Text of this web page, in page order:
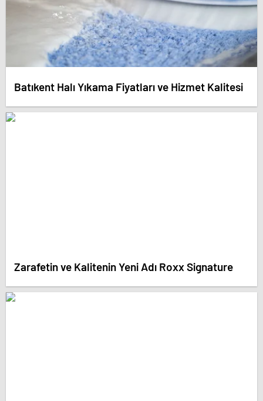
Batıkent Halı Yıkama Fiyatları ve Hizmet Kalitesi
Zarafetin ve Kalitenin Yeni Adı Roxx Signature